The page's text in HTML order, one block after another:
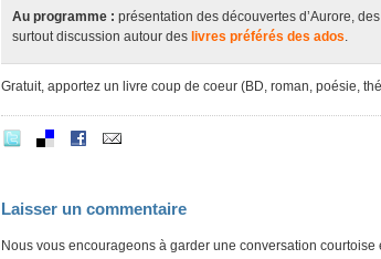
Au programme : présentation des découvertes d’Aurore,
surtout discussion autour des livres préférés des ados.
Gratuit, apportez un livre coup de coeur (BD, roman, poésie,
Laisser un commentaire
Nous vous encourageons à garder une conversation courtoise